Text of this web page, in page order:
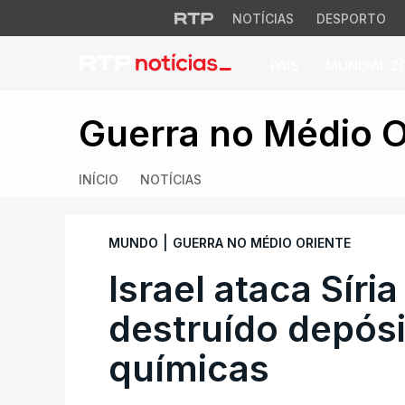
NOTÍCIAS DESPORTO
Israel ataca Síria
Guerra no Médio
INÍCIO NOTÍCIAS
MUNDO GUERRA NO MÉDIO ORIENTE
Israel ataca
destruído
químicas